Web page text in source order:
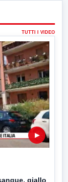
TUTTI I VIDEO
▶
giallo